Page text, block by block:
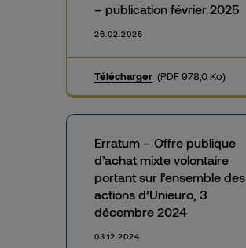
– publication février 2025
26.02.2025
Télécharger (PDF 978,0 Ko)
Erratum – Offre publique
d’achat mixte volontaire
portant sur l’ensemble des
actions d’Unieuro, 3
décembre 2024
03.12.2024